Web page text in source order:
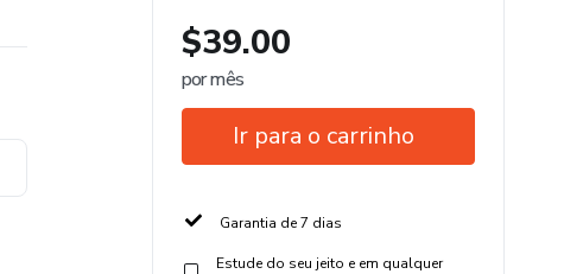
$39.00
por mês
Ir para o carrinho
Garantia de 7 dias
Estude do seu jeito e em qualquer